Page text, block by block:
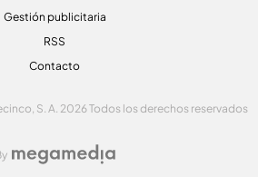
Gestión publicitaria
RSS
Contacto
S. A. 2026 Todos los derechos reservados